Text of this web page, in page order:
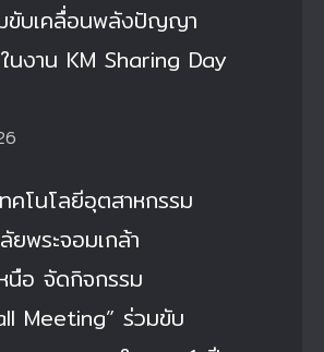
ขับเคลื่อนพลังปัญญา
นงาน KM Sharing Day
คโนโลยีอุตสาหกรรม
ยพระจอมเกล้า
นือ จัดกิจกรรม
Meeting” ร่วมขับ